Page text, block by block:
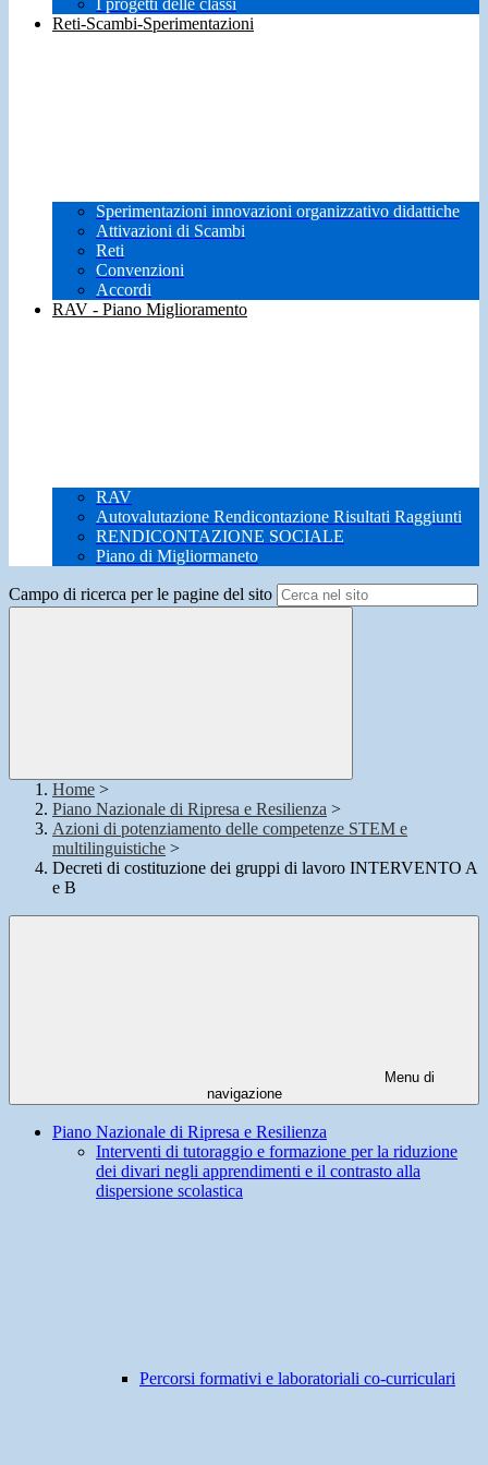
I progetti delle classi
Reti-Scambi-Sperimentazioni
Sperimentazioni innovazioni organizzativo didattiche
Attivazioni di Scambi
Reti
Convenzioni
Accordi
RAV - Piano Miglioramento
RAV
Autovalutazione Rendicontazione Risultati Raggiunti
RENDICONTAZIONE SOCIALE
Piano di Migliormaneto
Campo di ricerca per le pagine del sito
Home >
Piano Nazionale di Ripresa e Resilienza >
Azioni di potenziamento delle competenze STEM e
multilinguistiche >
Decreti di costituzione dei gruppi di lavoro INTERVENTO A
e B
Menu di
navigazione
Piano Nazionale di Ripresa e Resilienza
Interventi di tutoraggio e formazione per la riduzione
dei divari negli apprendimenti e il contrasto alla
dispersione scolastica
Percorsi formativi e laboratoriali co-curriculari